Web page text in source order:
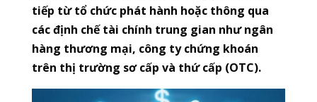
tiếp từ tổ chức phát hành hoặc thông qua
các định chế tài chính trung gian như ngân
hàng thương mại, công ty chứng khoán
trên thị trường sơ cấp và thứ cấp (OTC).